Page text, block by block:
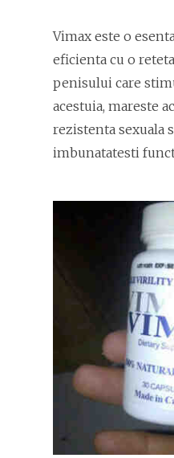
Vimax este o
eficienta cu o
penisului care
acestuia, mareste
rezistenta sexuala
imbunatatesti